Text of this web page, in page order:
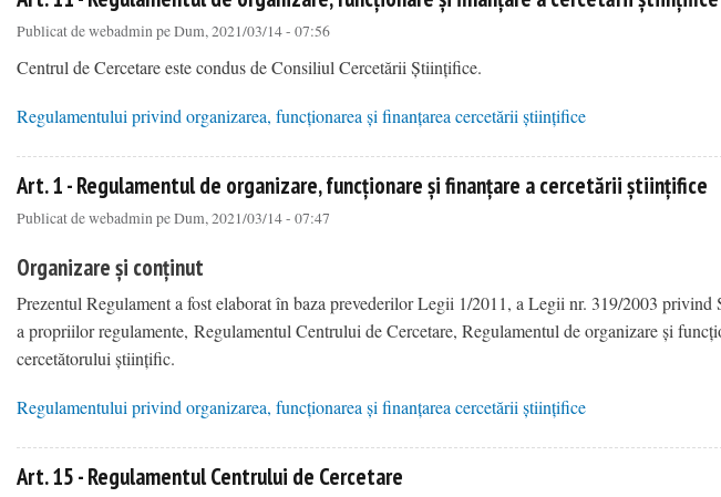
Publicat dewebadminpe Dum, 2021/03/14 - 07:56
Centrul de Cercetare este condus de Consiliul Cercetării Științifice.
Regulamentului privind organizarea, funcționarea și finanțarea cercetării științifice
Art. 1 - Regulamentul de organizare, funcționare și finanțare a cercetării științifice
Publicat dewebadmin pe Dum, 2021/03/14 - 07:47
Organizare și conținut
Prezentul Regulament a fost elaborat în baza prevederilor Legii 1/2011, a Legii nr. 319/2003 privind
a propriilor regulamente, Regulamentul Centrului de Cercetare, Regulamentul de organizare și
cercetătorului științific.
Regulamentului privind organizarea, funcționarea și finanțarea cercetării științifice
Art. 15 - Regulamentul Centrului de Cercetare